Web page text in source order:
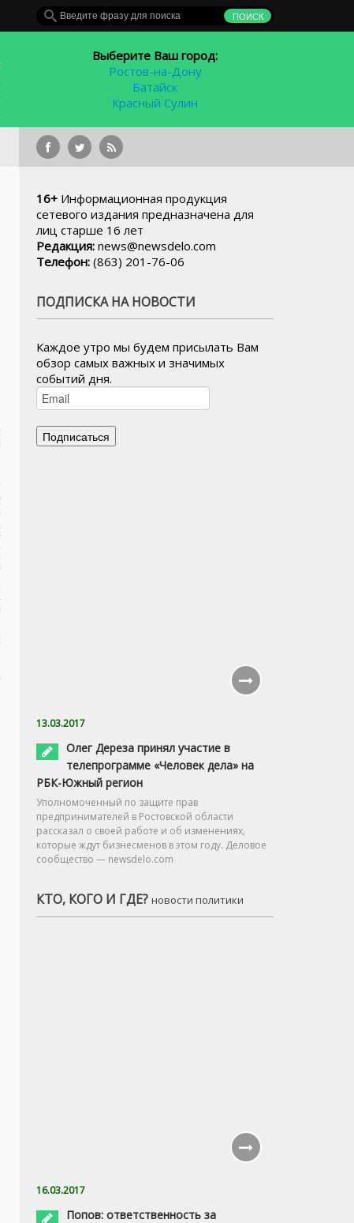
Выберите Ваш город:
Ростов-на-Дону
Батайск
Красный Сулин
16+ Информационная продукция
сетевого издания предназначена для
лиц старше 16 лет
Редакция: news@newsdelo.com
Телефон: (863) 201-76-06
ПОДПИСКА НА НОВОСТИ
Каждое утро мы будем присылать Вам
обзор самых важных и значимых
событий дня.
13.03.2017
Олег Дереза принял участие в
телепрограмме «Человек дела» на
РБК-Южный регион
Уполномоченный по защите прав
предпринимателей в Ростовской области
рассказал о своей работе и об изменениях,
которые ждут бизнесменов в этом году. Деловое
сообщество — newsdelo.com
КТО, КОГО И ГДЕ? новости политики
16.03.2017
Попов: ответственность за